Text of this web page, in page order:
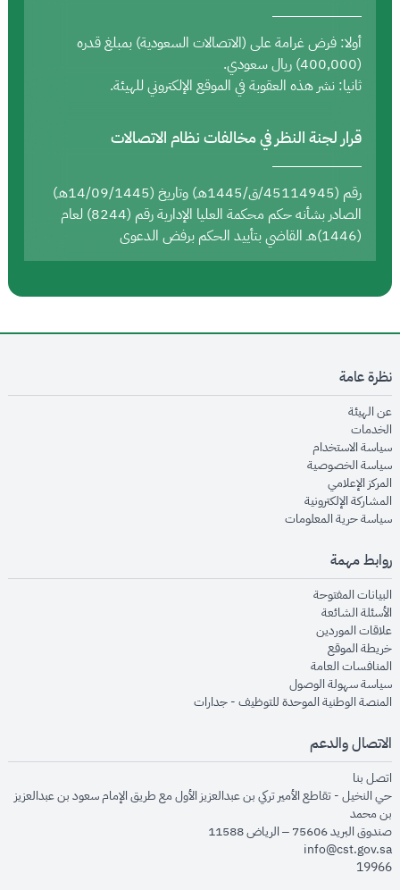
أولا: فرض غرامة على (الاتصالات السعودية) بمبلغ قدره
(400,000) ريال سعودي.
ثانيا: نشر هذه العقوبة في الموقع الإلكتروني للهيئة.
قرار لجنة النظر في مخالفات نظام الاتصالات
رقم (45114945/ق/1445هـ) وتاريخ (14/09/1445هـ)
الصادر بشأنه حكم محكمة العليا الإدارية رقم (8244) لعام
(1446)هـ القاضي بتأييد الحكم برفض الدعوى
نظرة عامة
عن الهيئةopens in new window
الخدماتopens in new window
سياسة الاستخدام
سياسة الخصوصيةopens in new window
المركز الإعلاميopens in new window
المشاركة الإلكترونيةopens in new window
سياسة حرية المعلوماتopens in new window
روابط مهمة
البيانات المفتوحةopens in new window
الأسئلة الشائعةopens in new window
علاقات الموردينopens in new window
خريطة الموقعopens in new window
المنافسات العامةopens in new window
سياسة سهولة الوصولopens in new window
المنصة الوطنية الموحدة للتوظيف - جداراتopens in new window
الاتصال والدعم
اتصل بنا
حي النخيل - تقاطع الأمير تركي بن عبدالعزيز الأول مع طريق الإمام سعود بن عبدالعزيز
بن محمد
صندوق البريد 75606 – الرياض 11588
info@cst.gov.sa
19966